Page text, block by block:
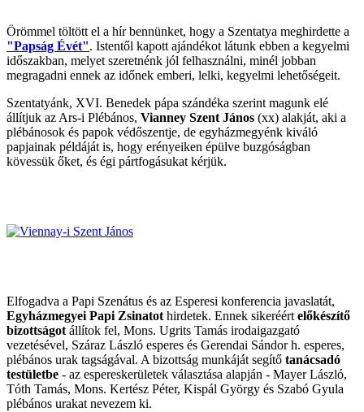
Örömmel töltött el a hír bennünket, hogy a Szentatya meghirdette a
"Papság Évét". Istentől kapott ajándékot látunk ebben a kegyelmi
időszakban, melyet szeretnénk jól felhasználni, minél jobban
megragadni ennek az időnek emberi, lelki, kegyelmi lehetőségeit.
Szentatyánk, XVI. Benedek pápa szándéka szerint magunk elé
állítjuk az Ars-i Plébános, Vianney Szent János (xx) alakját, aki a
plébánosok és papok védőszentje, de egyházmegyénk kiváló
papjainak példáját is, hogy erényeiken épülve buzgóságban
kövessük őket, és égi pártfogásukat kérjük.
Elfogadva a Papi Szenátus és az Esperesi konferencia javaslatát,
Egyházmegyei Papi Zsinatot hirdetek. Ennek sikeréért előkészítő
bizottságot állítok fel, Mons. Ugrits Tamás irodaigazgató
vezetésével, Száraz László esperes és Gerendai Sándor h. esperes,
plébános urak tagságával. A bizottság munkáját segítő tanácsadó
testületbe - az espereskerületek választása alapján - Mayer László,
Tóth Tamás, Mons. Kertész Péter, Kispál György és Szabó Gyula
plébános urakat nevezem ki.